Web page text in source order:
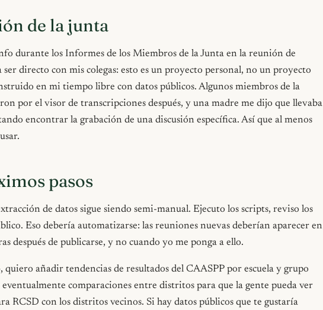
de la junta
durante los Informes de los Miembros de la Junta en la reunión de
ser directo con mis colegas: esto es un proyecto personal, no un proyecto
en mi tiempo libre con datos públicos. Algunos miembros de la
por el visor de transcripciones después, y una madre me dijo que llevaba
encontrar la grabación de una discusión específica. Así que al menos
pasos
de datos sigue siendo semi-manual. Ejecuto los scripts, reviso los
Eso debería automatizarse: las reuniones nuevas deberían aparecer en
después de publicarse, y no cuando yo me ponga a ello.
quiero añadir tendencias de resultados del CAASPP por escuela y grupo
comparaciones entre distritos para que la gente pueda ver
RCSD con los distritos vecinos. Si hay datos públicos que te gustaría